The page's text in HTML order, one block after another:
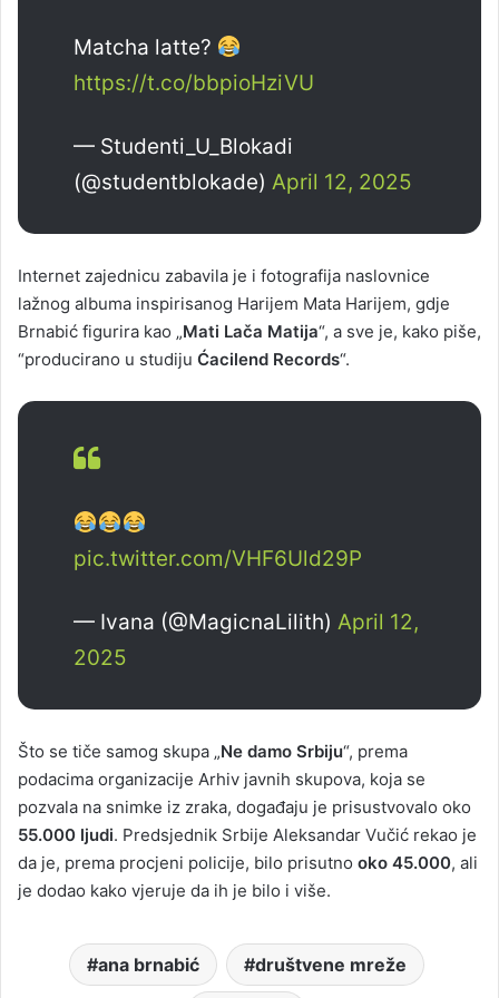
Matcha latte?
https://t.co/bbpioHziVU
— Studenti_U_Blokadi
(@studentblokade) April 12, 2025
Internet zajednicu zabavila je i fotografija naslovnice
lažnog albuma inspirisanog Harijem Mata Harijem, gdje
Brnabić figurira kao „Mati Lača Matija“, a sve je, kako piše,
“producirano u studiju Ćacilend Records“.
pic.twitter.com/VHF6Uld29P
— Ivana (@MagicnaLilith) April 12,
2025
Što se tiče samog skupa „Ne damo Srbiju“, prema
podacima organizacije Arhiv javnih skupova, koja se
pozvala na snimke iz zraka, događaju je prisustvovalo oko
55.000 ljudi. Predsjednik Srbije Aleksandar Vučić rekao je
da je, prema procjeni policije, bilo prisutno oko 45.000, ali
je dodao kako vjeruje da ih je bilo i više.
ana brnabić društvene mreže